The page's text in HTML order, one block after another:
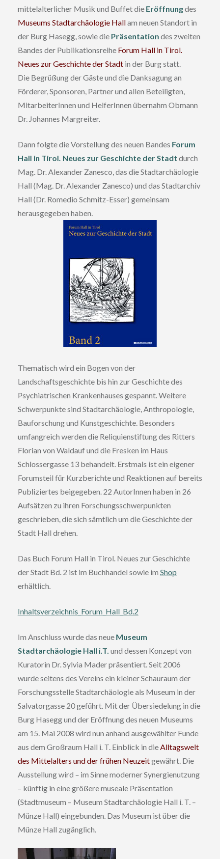
mittelalterlicher Musik und Buffet die Eröffnungdes
Museums Stadtarchäologie Hallam neuen Standort in
der Burg Hasegg, sowie die Präsentation des zweiten
Bandes der Publikationsreihe Forum Hall in Tirol.
Neues zur Geschichte der Stadtin der Burg statt.
Die Begrüßung der Gäste und die Danksagung an
Förderer, Sponsoren, Partner und allen Beteiligten,
MitarbeiterInnen und HelferInnen übernahm Obmann
Dr. Johannes Margreiter.
Dann folgte die Vorstellung des neuen Bandes Forum
Hall in Tirol. Neues zur Geschichte der Stadt durch
Mag. Dr. Alexander Zanesco, das die Stadtarchäologie
Hall (Mag. Dr. Alexander Zanesco) und das Stadtarchiv
Hall (Dr. Romedio Schmitz-Esser) gemeinsam
herausgegeben haben.
Thematisch wird ein Bogen von der
Landschaftsgeschichte bis hin zur Geschichte des
Psychiatrischen Krankenhauses gespannt. Weitere
Schwerpunkte sind Stadtarchäologie, Anthropologie,
Bauforschung und Kunstgeschichte. Besonders
umfangreich werden die Reliquienstiftung des Ritters
Florian von Waldauf und die Fresken im Haus
Schlossergasse 13 behandelt. Erstmals ist ein eigener
Forumsteil für Kurzberichte und Reaktionen auf bereits
Publiziertes beigegeben. 22 AutorInnen haben in 26
Aufsätzen zu ihren Forschungsschwerpunkten
geschrieben, die sich sämtlich um die Geschichte der
Stadt Hall drehen.
Das Buch Forum Hall in Tirol. Neues zur Geschichte
der Stadt Bd. 2 ist im Buchhandel sowie im Shop
erhältlich.
Inhaltsverzeichnis_Forum_Hall_Bd.2
Im Anschluss wurde das neueMuseum
Stadtarchäologie Hall i.T. und dessen Konzept von
Kuratorin Dr. Sylvia Mader präsentiert. Seit 2006
wurde seitens des Vereins ein kleiner Schauraum der
Forschungsstelle Stadtarchäologie als Museum in der
Salvatorgasse 20 geführt. Mit der Übersiedelung in die
Burg Hasegg und der Eröffnung des neuen Museums
am 15. Mai 2008 wird nun anhand ausgewählter Funde
aus dem Großraum Hall i. T. Einblick in die Alltagswelt
des Mittelalters und der frühen Neuzeitgewährt. Die
Ausstellung wird – im Sinne moderner Synergienutzung
– künftig in eine größere museale Präsentation
(Stadtmuseum – Museum Stadtarchäologie Hall i. T. –
Münze Hall) eingebunden. Das Museum ist über die
Münze Hall zugänglich.